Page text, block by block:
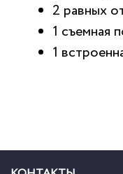
2 равных
1 съемная
1